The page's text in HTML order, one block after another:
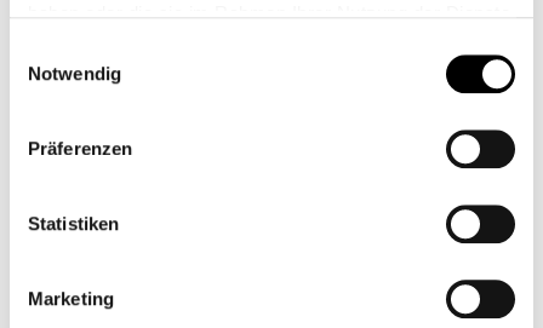
Notwendig
Präferenzen
Statistiken
Marketing
Precios con IVA incluido, más gastos de envío
Cantidad del producto: introduce la cantidad
Añadir a la lista de deseos